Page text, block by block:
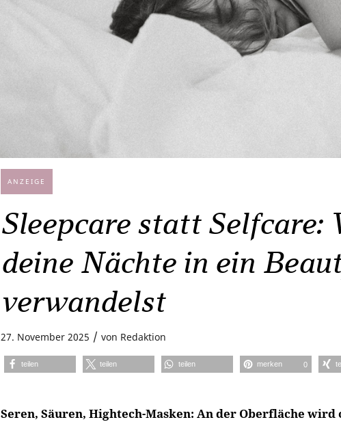
ANZEIGE
Sleepcare statt Selfcare:
deine Nächte in ein
verwandelst
27. November 2025 / von Redaktion
teilen teilen teilen merken 0
Seren, Säuren, Hightech-Masken: An der Oberfläche